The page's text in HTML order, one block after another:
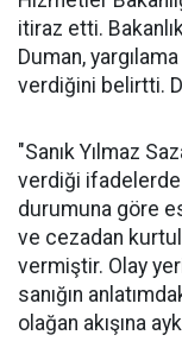
itiraz etti.
Duman,
verdiğini belirtti.
"Sanık Yılmaz
verdiği ifadelerde
durumuna göre
ve cezadan
vermiştir. Olay
sanığın
olağan akışına